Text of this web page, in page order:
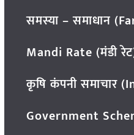
समस्या – समाधान
Mandi Rate (मंडी
कृषि कंपनी समाचार
Government